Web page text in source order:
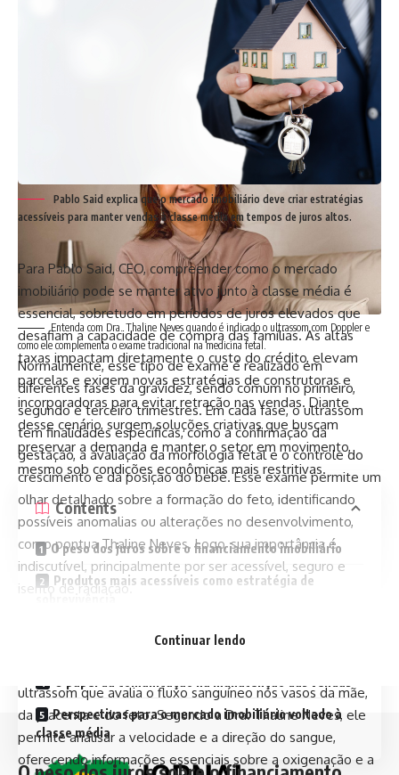
Neves, médica proprietária da Clínica View. Ele é
amplamente utilizado ao longo da gestação para
acompanhar o desenvolvimento do bebê, avaliar o líquido
amniótico, a placenta, os batimentos cardíacos e a anatomia
Entenda com Dra. Thaline Neves quando é indicado o ultrassom com Doppler e
como ele complementa o exame tradicional na medicina fetal.
Normalmente, esse tipo de exame é realizado em
diferentes fases da gravidez, sendo comum no primeiro,
segundo e terceiro trimestres. Em cada fase, o ultrassom
tem finalidades específicas, como a confirmação da
gestação, a avaliação da morfologia fetal e o controle do
crescimento e da posição do bebê. Esse exame permite um
olhar detalhado sobre a formação do feto, identificando
possíveis anomalias ou alterações no desenvolvimento,
como pontua Thaline Neves. Logo, sua importância é
indiscutível, principalmente por ser acessível, seguro e
isento de radiação.
ultrassom que avalia o fluxo sanguíneo nos vasos da mãe,
da placenta e do feto. Segundo a Dra. Thaline Neves, ele
permite analisar a velocidade e a direção do sangue,
oferecendo informações essenciais sobre a oxigenação e a
Pablo Said explica que o mercado imobiliário deve criar estratégias
acessíveis para manter vendas à classe média em tempos de juros altos.
Para Pablo Said, CEO, compreender como o mercado
imobiliário pode se manter ativo junto à classe média é
essencial, sobretudo em períodos de juros elevados que
desafiam a capacidade de compra das famílias. As altas
taxas impactam diretamente o custo do crédito, elevam
parcelas e exigem novas estratégias de construtoras e
incorporadoras para evitar retração nas vendas. Diante
desse cenário, surgem soluções criativas que buscam
preservar a demanda e manter o setor em movimento,
mesmo sob condições econômicas mais restritivas.
Contents
O peso dos juros sobre o financiamento imobiliário
Produtos mais acessíveis como estratégia de
Incentivos e negociações personalizadas para atrair
Perspectivas para o mercado imobiliário voltado à
classe média
Continuar lendo